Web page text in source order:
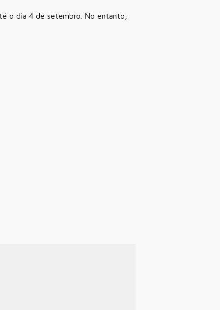
o dia 4 de setembro. No entanto,